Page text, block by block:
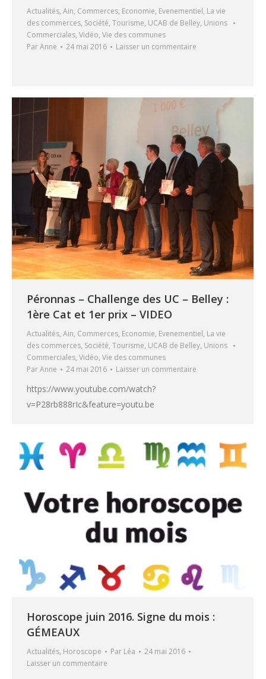
Actualités, Ain, Commerces, Economie, Evenementiel, La vie
des commerces, Société, Tourisme, UCAB de Belley, Unions
Commerciales, Vidéo, Vie des communes
ParAnne 24 mai 2016 Laisser un commentaire
Péronnas – Challenge des UC – Belley :
1ère Cat et 1er prix – VIDEO
Actualités, Ain, Commerces, Economie, Evenementiel, La vie
des commerces, Société, Tourisme, UCAB de Belley, Unions
Commerciales, Vidéo, Vie des communes
ParAnne 24 mai 2016 Laisser un commentaire
https://www.youtube.com/watch?
v=P28rb888rIc&feature=youtu.be
Horoscope juin 2016. Signe du mois :
GÉMEAUX
Actualités, Horoscope Par Léa
24 mai 2016
Laisser un commentaire